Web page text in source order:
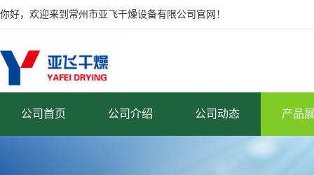
你好，欢迎来到常州市亚飞干燥设备有限公司官网！
公司首页 公司介绍 公司动态 产品